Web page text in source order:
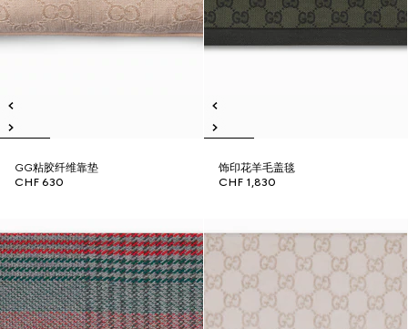
GG粘胶纤维靠垫
CHF 630
饰印花羊毛盖毯
CHF 1,830